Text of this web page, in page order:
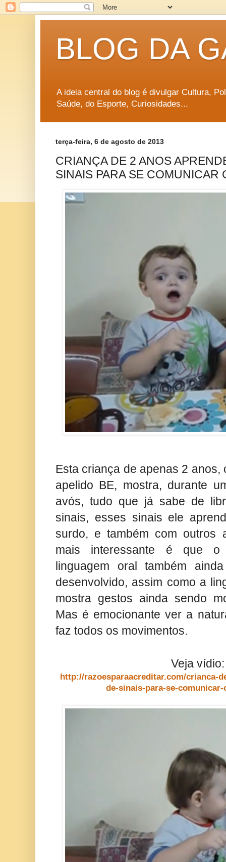
BLOG DA
A ideia central do blog é divulgar Cultura,
Saúde, do Esporte, Curiosidades...
terça-feira, 6 de agosto de 2013
CRIANÇA DE 2 ANOS
SINAIS PARA SE COMUNICAR
Esta criança de apenas 2 anos,
apelido BE, mostra, durante
avós, tudo que já sabe de
sinais, esses sinais ele
surdo, e também com outros
mais interessante é que o
linguagem oral também
desenvolvido, assim como a
mostra gestos ainda sendo
Mas é emocionante ver a
faz todos os movimentos.
Veja
http://razoesparaacreditar.com/crianca-
de-sinais-para-se-